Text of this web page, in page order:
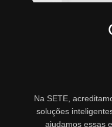
Na SETE,
soluções
ajudamos essas